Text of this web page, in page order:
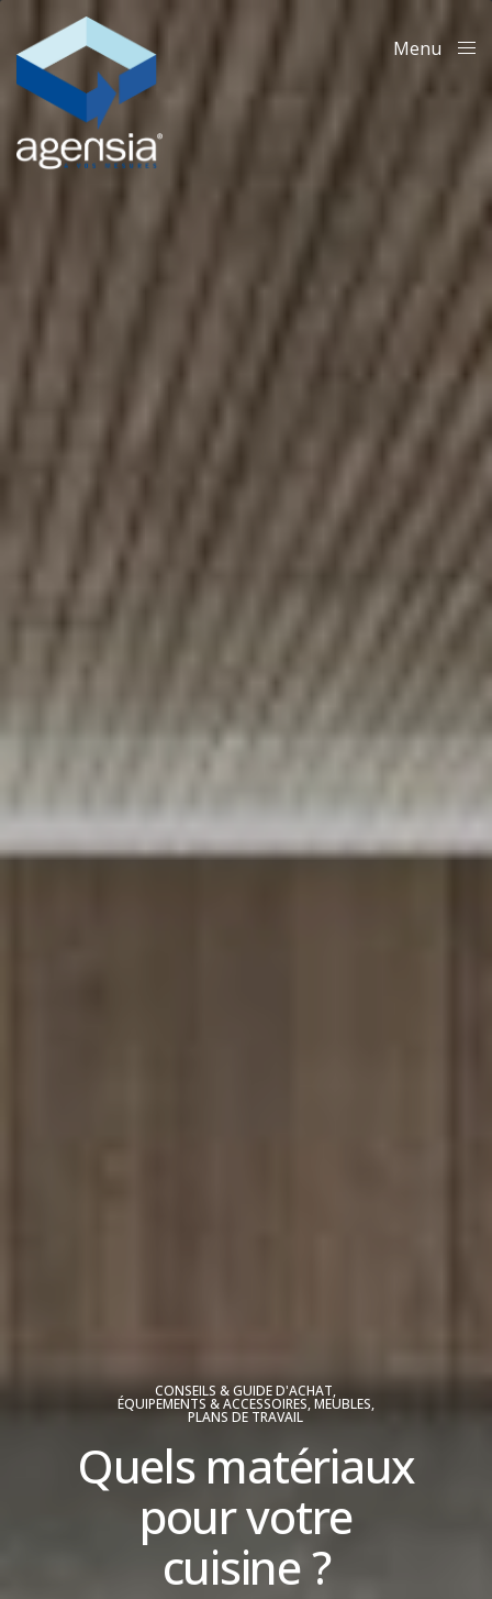
Menu
CONSEILS & GUIDE D'ACHAT,
ÉQUIPEMENTS & ACCESSOIRES,MEUBLES,
PLANS DE TRAVAIL
Quels matériaux
pour votre
cuisine ?